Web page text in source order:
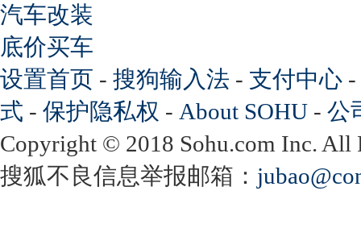
汽车改装
底价买车
设置首页 - 搜狗输入法 - 支付中心 -
式 - 保护隐私权 - About SOHU - 公
Copyright © 2018 Sohu.com Inc.
搜狐不良信息举报邮箱：